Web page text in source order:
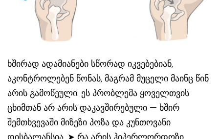
ხშირად ადამიანები სწორად იკვებებიან,
აკონტროლებენ წონას, მაგრამ მუცელი მაინც წინ
არის გამოწეული. ეს პრობლემა ყოველთვის
ცხიმთან არ არის დაკავშირებული — ხშირ
შემთხვევაში მიზეზი პოზა და კუნთოვანი